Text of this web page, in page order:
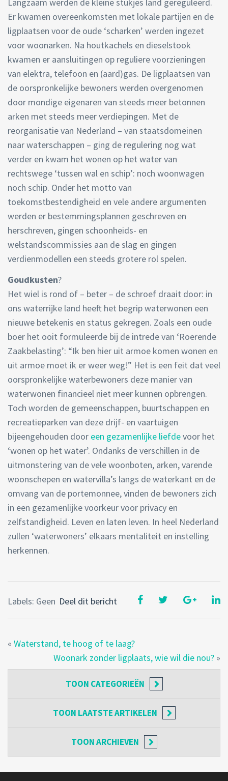
Er kwamen overeenkomsten met lokale partijen en de
ligplaatsen voor de oude ‘scharken’ werden ingezet
voor woonarken. Na houtkachels en dieselstook
kwamen er aansluitingen op reguliere voorzieningen
van elektra, telefoon en (aard)gas. De ligplaatsen van
de oorspronkelijke bewoners werden overgenomen
door mondige eigenaren van steeds meer betonnen
arken met steeds meer verdiepingen. Met de
reorganisatie van Nederland – van staatsdomeinen
naar waterschappen – ging de regulering nog wat
verder en kwam het wonen op het water van
rechtswege ‘tussen wal en schip’: noch woonwagen
noch schip. Onder het motto van
toekomstbestendigheid en vele andere argumenten
werden er bestemmingsplannen geschreven en
herschreven, gingen schoonheids- en
welstandscommissies aan de slag en gingen
verdienmodellen een steeds grotere rol spelen.
Goudkusten?
Het wiel is rond of – beter – de schroef draait door: in
ons waterrijke land heeft het begrip waterwonen een
nieuwe betekenis en status gekregen. Zoals een oude
boer het ooit formuleerde bij de intrede van ‘Roerende
Zaakbelasting’: “Ik ben hier uit armoe komen wonen en
uit armoe moet ik er weer weg!” Het is een feit dat veel
oorspronkelijke waterbewoners deze manier van
waterwonen financieel niet meer kunnen opbrengen.
Toch worden de gemeenschappen, buurtschappen en
recreatieparken van deze drijf- en vaartuigen
bijeengehouden door een gezamenlijke liefdevoor het
‘wonen op het water’. Ondanks de verschillen in de
uitmonstering van de vele woonboten, arken, varende
woonschepen en watervilla’s langs de waterkant en de
omvang van de portemonnee, vinden de bewoners zich
in een gezamenlijke voorkeur voor privacy en
zelfstandigheid. Leven en laten leven. In heel Nederland
zullen ‘waterwoners’ elkaars mentaliteit en instelling
herkennen.
Deel dit bericht
Labels: Geen
« Waterstand, te hoog of te laag?
Woonark zonder ligplaats, wie wil die nou? »
TOON CATEGORIEËN
TOON LAATSTE ARTIKELEN
TOONARCHIEVEN